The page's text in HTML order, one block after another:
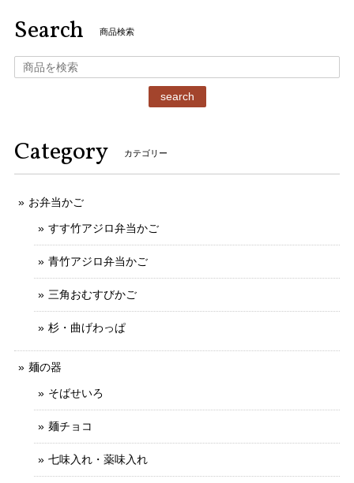
Search 商品検索
search
Category カテゴリー
お弁当かご
すす竹アジロ弁当かご
青竹アジロ弁当かご
三角おむすびかご
杉・曲げわっぱ
麺の器
そばせいろ
麺チョコ
七味入れ・薬味入れ